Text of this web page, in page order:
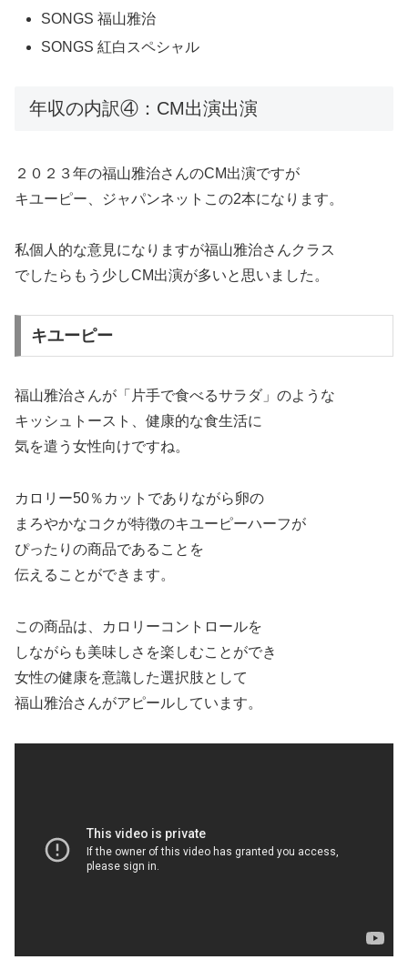
SONGS 福山雅治
SONGS 紅白スペシャル
年収の内訳④：CM出演出演
２０２３年の福山雅治さんのCM出演ですが
キユーピー、ジャパンネットこの2本になります。
私個人的な意見になりますが福山雅治さんクラス
でしたらもう少しCM出演が多いと思いました。
キユーピー
福山雅治さんが「片手で食べるサラダ」のような
キッシュトースト、健康的な食生活に
気を遣う女性向けですね。
カロリー50％カットでありながら卵の
まろやかなコクが特徴のキユーピーハーフが
ぴったりの商品であることを
伝えることができます。
この商品は、カロリーコントロールを
しながらも美味しさを楽しむことができ
女性の健康を意識した選択肢として
福山雅治さんがアピールしています。